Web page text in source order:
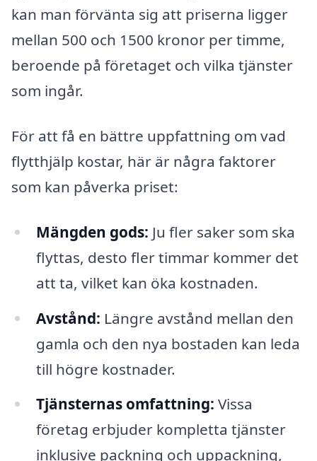
kan man förvänta sig att priserna ligger
mellan 500 och 1500 kronor per timme,
beroende på företaget och vilka tjänster
som ingår.
För att få en bättre uppfattning om vad
flytthjälp kostar, här är några faktorer
som kan påverka priset:
Mängden gods: Ju fler saker som ska
flyttas, desto fler timmar kommer det
att ta, vilket kan öka kostnaden.
Avstånd: Längre avstånd mellan den
gamla och den nya bostaden kan leda
till högre kostnader.
Tjänsternas omfattning: Vissa
företag erbjuder kompletta tjänster
inklusive packning och uppackning,